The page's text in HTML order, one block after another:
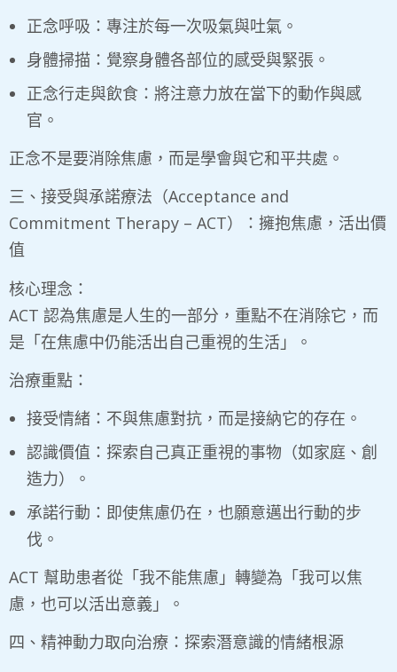
正念呼吸：專注於每一次吸氣與吐氣。
身體掃描：覺察身體各部位的感受與緊張。
正念行走與飲食：將注意力放在當下的動作與感
官。
正念不是要消除焦慮，而是學會與它和平共處。
三、接受與承諾療法（Acceptance and
Commitment Therapy – ACT）：擁抱焦慮，活出價
值
核心理念：
ACT 認為焦慮是人生的一部分，重點不在消除它，而
是「在焦慮中仍能活出自己重視的生活」。
治療重點：
接受情緒：不與焦慮對抗，而是接納它的存在。
認識價值：探索自己真正重視的事物（如家庭、創
造力）。
承諾行動：即使焦慮仍在，也願意邁出行動的步
伐。
ACT 幫助患者從「我不能焦慮」轉變為「我可以焦
慮，也可以活出意義」。
四、精神動力取向治療：探索潛意識的情緒根源